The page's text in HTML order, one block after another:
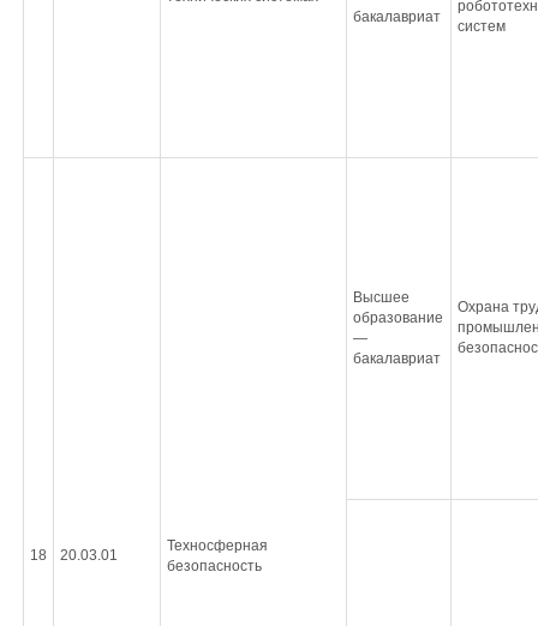
бакалавриат
систем
18 20.03.01
Техносферная
безопасность
Высшее
образование
—
бакалавриат
Охрана